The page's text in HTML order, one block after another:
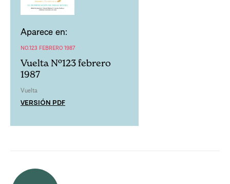
Aparece en:
NO.123 FEBRERO 1987
Vuelta Nº123 febrero
1987
Vuelta
VERSIÓN PDF